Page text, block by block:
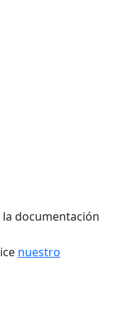
documentación
nuestro